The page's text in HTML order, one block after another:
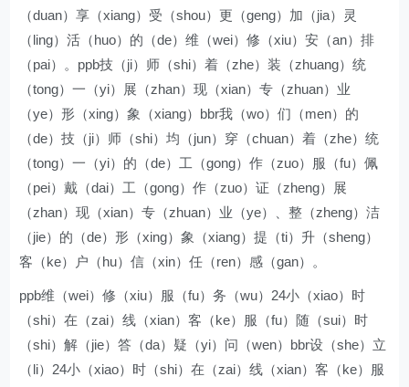
（duan）享（xiang）受（shou）更（geng）加（jia）灵
（ling）活（huo）的（de）维（wei）修（xiu）安（an）排
（pai）。ppb技（ji）师（shi）着（zhe）装（zhuang）统
（tong）一（yi）展（zhan）现（xian）专（zhuan）业
（ye）形（xing）象（xiang）bbr我（wo）们（men）的
（de）技（ji）师（shi）均（jun）穿（chuan）着（zhe）统
（tong）一（yi）的（de）工（gong）作（zuo）服（fu）佩
（pei）戴（dai）工（gong）作（zuo）证（zheng）展
（zhan）现（xian）专（zhuan）业（ye）、整（zheng）洁
（jie）的（de）形（xing）象（xiang）提（ti）升（sheng）
客（ke）户（hu）信（xin）任（ren）感（gan）。
ppb维（wei）修（xiu）服（fu）务（wu）24小（xiao）时
（shi）在（zai）线（xian）客（ke）服（fu）随（sui）时
（shi）解（jie）答（da）疑（yi）问（wen）bbr设（she）立
（li）24小（xiao）时（shi）在（zai）线（xian）客（ke）服